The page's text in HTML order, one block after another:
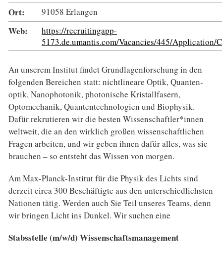
Ort: 91058 Erlangen
Web:
https://recruitingapp-
5173.de.umantis.com/Vacancies/445/
An unserem Institut findet Grundlagenforschung in den
folgenden Bereichen statt: nicht­lineare Optik, Quanten­
optik, Nano­photonik, photonische Kristallfasern,
Optomechanik, Quanten­technologien und Bio­physik.
Dafür rekru­tieren wir die besten Wissenschaftler*innen
weltweit, die an den wirklich großen wissen­schaft­lichen
Fragen arbeiten, und wir geben ihnen dafür alles, was sie
brauchen – so entsteht das Wissen von morgen.
Am Max-Planck-Institut für die Physik des Lichts sind
derzeit circa 300 Beschäftigte aus den unter­schiedlichsten
Nationen tätig. Werden auch Sie Teil unseres Teams, denn
wir bringen Licht ins Dunkel. Wir suchen eine
Stabsstelle (m/w/d) Wissenschaftsmanagement